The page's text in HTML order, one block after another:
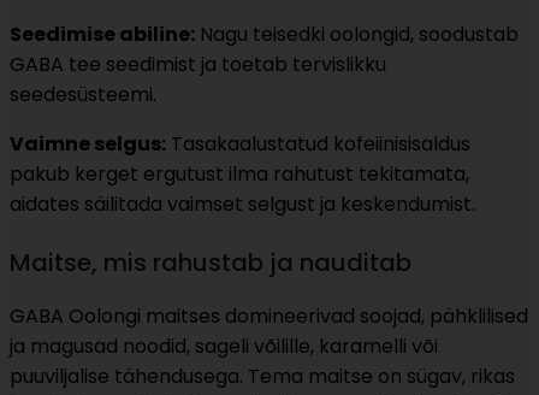
Seedimise abiline: Nagu teisedki oolongid, soodustab
GABA tee seedimist ja toetab tervislikku
seedesüsteemi.
Vaimne selgus: Tasakaalustatud kofeiinisisaldus
pakub kerget ergutust ilma rahutust tekitamata,
aidates säilitada vaimset selgust ja keskendumist.
Maitse, mis rahustab ja nauditab
GABA Oolongi maitses domineerivad soojad, pähklilised
ja magusad noodid, sageli võilille, karamelli või
puuviljalise tähendusega. Tema maitse on sügav, rikas